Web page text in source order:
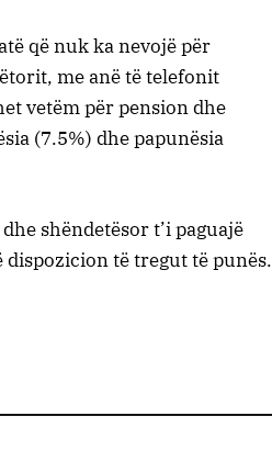
që nuk ka nevojë për
me anë të telefonit
vetëm për pension dhe
(7.5%) dhe papunësia
shëndetësor t’i paguajë
të tregut të punës.